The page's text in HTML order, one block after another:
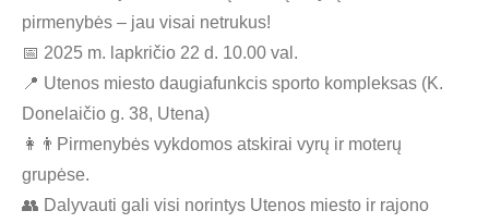
pirmenybės – jau visai netrukus!
📅 2025 m. lapkričio 22 d. 10.00 val.
📍 Utenos miesto daugiafunkcis sporto kompleksas (K.
Donelaičio g. 38, Utena)
👩‍👨‍Pirmenybės vykdomos atskirai vyrų ir moterų
grupėse.
👥 Dalyvauti gali visi norintys Utenos miesto ir rajono